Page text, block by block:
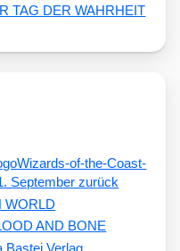
TAG DER WAHRHEIT
Wizards-of-the-Coast-
September zurück
WORLD
AND BONE